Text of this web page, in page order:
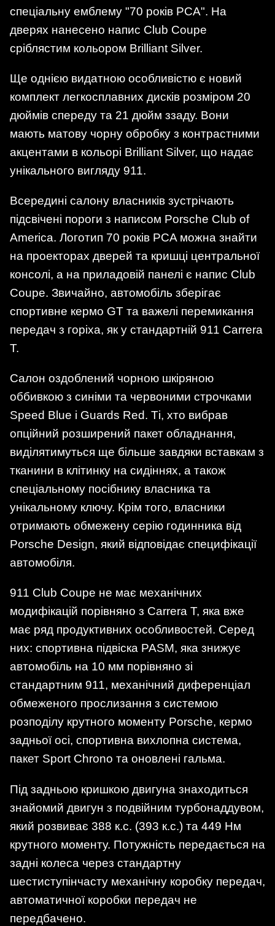
спеціальну емблему "70 років PCA". На
дверях нанесено напис Club Coupe
сріблястим кольором Brilliant Silver.
Ще однією видатною особливістю є новий
комплект легкосплавних дисків розміром 20
дюймів спереду та 21 дюйм ззаду. Вони
мають матову чорну обробку з контрастними
акцентами в кольорі Brilliant Silver, що надає
унікального вигляду 911.
Всередині салону власників зустрічають
підсвічені пороги з написом Porsche Club of
America. Логотип 70 років PCA можна знайти
на проекторах дверей та кришці центральної
консолі, а на приладовій панелі є напис Club
Coupe. Звичайно, автомобіль зберігає
спортивне кермо GT та важелі перемикання
передач з горіха, як у стандартній 911 Carrera
T.
Салон оздоблений чорною шкіряною
оббивкою з синіми та червоними строчками
Speed Blue і Guards Red. Ті, хто вибрав
опційний розширений пакет обладнання,
виділятимуться ще більше завдяки вставкам з
тканини в клітинку на сидіннях, а також
спеціальному посібнику власника та
унікальному ключу. Крім того, власники
отримають обмежену серію годинника від
Porsche Design, який відповідає специфікації
автомобіля.
911 Club Coupe не має механічних
модифікацій порівняно з Carrera T, яка вже
має ряд продуктивних особливостей. Серед
них: спортивна підвіска PASM, яка знижує
автомобіль на 10 мм порівняно зі
стандартним 911, механічний диференціал
обмеженого прослизання з системою
розподілу крутного моменту Porsche, кермо
задньої осі, спортивна вихлопна система,
пакет Sport Chrono та оновлені гальма.
Під задньою кришкою двигуна знаходиться
знайомий двигун з подвійним турбонаддувом,
який розвиває 388 к.с. (393 к.с.) та 449 Нм
крутного моменту. Потужність передається на
задні колеса через стандартну
шестиступінчасту механічну коробку передач,
автоматичної коробки передач не
передбачено.